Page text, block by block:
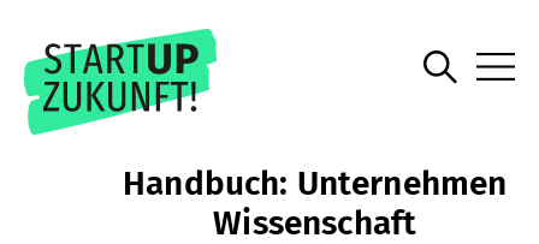
Handbuch: Unternehmen
Wissenschaft